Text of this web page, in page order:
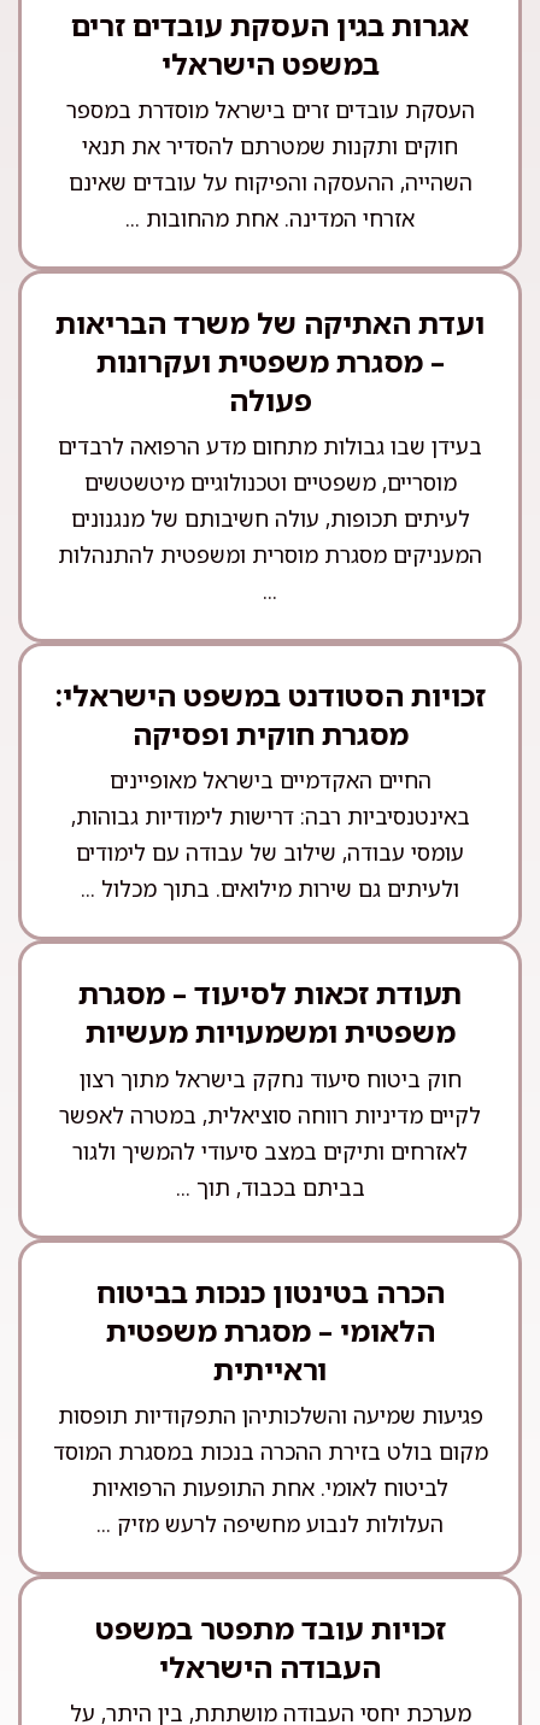
אגרות בגין העסקת עובדים זרים
במשפט הישראלי
העסקת עובדים זרים בישראל מוסדרת במספר
חוקים ותקנות שמטרתם להסדיר את תנאי
השהייה, ההעסקה והפיקוח על עובדים שאינם
אזרחי המדינה. אחת מהחובות ...
ועדת האתיקה של משרד הבריאות
– מסגרת משפטית ועקרונות
פעולה
בעידן שבו גבולות מתחום מדע הרפואה לרבדים
מוסריים, משפטיים וטכנולוגיים מיטשטשים
לעיתים תכופות, עולה חשיבותם של מנגנונים
המעניקים מסגרת מוסרית ומשפטית להתנהלות
...
זכויות הסטודנט במשפט הישראלי:
מסגרת חוקית ופסיקה
החיים האקדמיים בישראל מאופיינים
באינטנסיביות רבה: דרישות לימודיות גבוהות,
עומסי עבודה, שילוב של עבודה עם לימודים
ולעיתים גם שירות מילואים. בתוך מכלול ...
תעודת זכאות לסיעוד – מסגרת
משפטית ומשמעויות מעשיות
חוק ביטוח סיעוד נחקק בישראל מתוך רצון
לקיים מדיניות רווחה סוציאלית, במטרה לאפשר
לאזרחים ותיקים במצב סיעודי להמשיך ולגור
בביתם בכבוד, תוך ...
הכרה בטינטון כנכות בביטוח
הלאומי – מסגרת משפטית
וראייתית
פגיעות שמיעה והשלכותיהן התפקודיות תופסות
מקום בולט בזירת ההכרה בנכות במסגרת המוסד
לביטוח לאומי. אחת התופעות הרפואיות
העלולות לנבוע מחשיפה לרעש מזיק ...
זכויות עובד מתפטר במשפט
העבודה הישראלי
מערכת יחסי העבודה מושתתת, בין היתר, על